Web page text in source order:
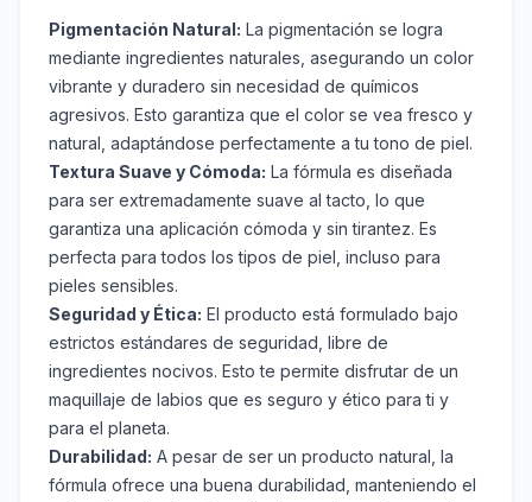
Pigmentación Natural: La pigmentación se logra
mediante ingredientes naturales, asegurando un color
vibrante y duradero sin necesidad de químicos
agresivos. Esto garantiza que el color se vea fresco y
natural, adaptándose perfectamente a tu tono de piel.
Textura Suave y Cómoda: La fórmula es diseñada
para ser extremadamente suave al tacto, lo que
garantiza una aplicación cómoda y sin tirantez. Es
perfecta para todos los tipos de piel, incluso para
pieles sensibles.
Seguridad y Ética: El producto está formulado bajo
estrictos estándares de seguridad, libre de
ingredientes nocivos. Esto te permite disfrutar de un
maquillaje de labios que es seguro y ético para ti y
para el planeta.
Durabilidad: A pesar de ser un producto natural, la
fórmula ofrece una buena durabilidad, manteniendo el